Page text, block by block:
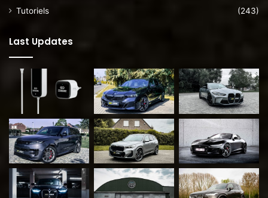
Tutoriels (243)
Last Updates